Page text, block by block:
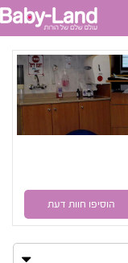
הוסיפו חוות דעת